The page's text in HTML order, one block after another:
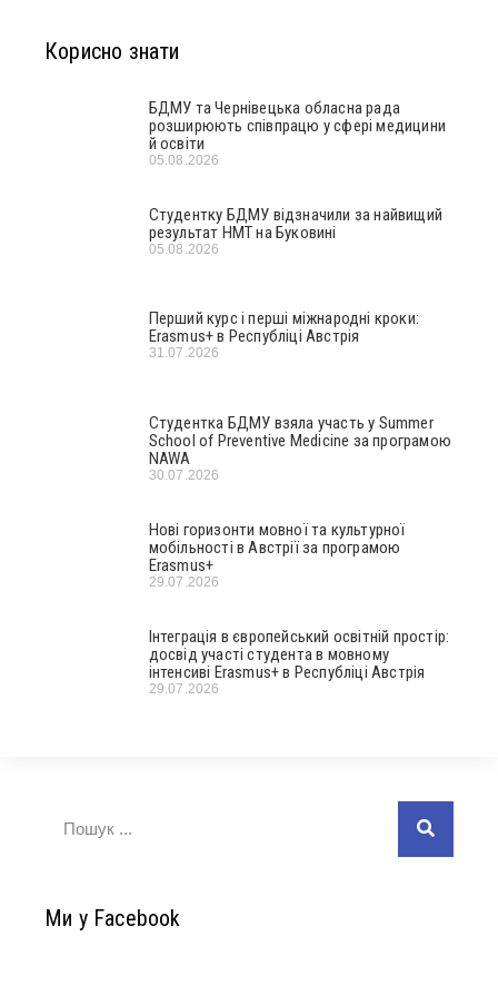
Корисно знати
БДМУ та Чернівецька обласна рада
розширюють співпрацю у сфері медицини
й освіти
05.08.2026
Студентку БДМУ відзначили за найвищий
результат НМТ на Буковині
05.08.2026
Перший курс і перші міжнародні кроки:
Erasmus+ в Республіці Австрія
31.07.2026
Студентка БДМУ взяла участь у Summer
School of Preventive Medicine за програмою
NAWA
30.07.2026
Нові горизонти мовної та культурної
мобільності в Австрії за програмою
Erasmus+
29.07.2026
Інтеграція в європейський освітній простір:
досвід участі студента в мовному
інтенсиві Erasmus+ в Республіці Австрія
29.07.2026
Ми у Facebook